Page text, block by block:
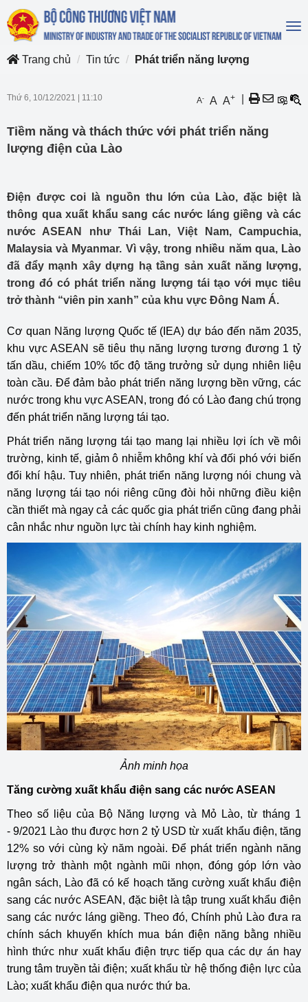
Trang chủ
Tin tức Phát triển năng lượng
Thứ 6, 10/12/2021 11:10 A- A A+
Tiềm năng và thách thức với phát triển năng
lượng điện của Lào
Điện được coi là nguồn thu lớn của Lào, đặc biệt là
thông qua xuất khẩu sang các nước láng giềng và các
nước ASEAN như Thái Lan, Việt Nam, Campuchia,
Malaysia và Myanmar. Vì vậy, trong nhiều năm qua, Lào
đã đẩy mạnh xây dựng hạ tầng sản xuất năng lượng,
trong đó có phát triển năng lượng tái tạo với mục tiêu
trở thành “viên pin xanh” của khu vực Đông Nam Á.
Cơ quan Năng lượng Quốc tế (IEA) dự báo đến năm 2035,
khu vực ASEAN sẽ tiêu thụ năng lượng tương đương 1 tỷ
tấn dầu, chiếm 10% tốc độ tăng trưởng sử dụng nhiên liệu
toàn cầu. Để đảm bảo phát triển năng lượng bền vững, các
nước trong khu vực ASEAN, trong đó có Lào đang chú trọng
đến phát triển năng lượng tái tạo.
Phát triển năng lượng tái tạo mang lại nhiều lợi ích về môi
trường, kinh tế, giảm ô nhiễm không khí và đối phó với biến
đổi khí hậu. Tuy nhiên, phát triển năng lượng nói chung và
năng lượng tái tạo nói riêng cũng đòi hỏi những điều kiện
cần thiết mà ngay cả các quốc gia phát triển cũng đang phải
cân nhắc như nguồn lực tài chính hay kinh nghiệm.
Ảnh minh họa
Tăng cường xuất khẩu điện sang các nước ASEAN
Theo số liệu của Bộ Năng lượng và Mỏ Lào, từ tháng 1
- 9/2021 Lào thu được hơn 2 tỷ USD từ xuất khẩu điện, tăng
12% so với cùng kỳ năm ngoài. Để phát triển ngành năng
lượng trở thành một ngành mũi nhọn, đóng góp lớn vào
ngân sách, Lào đã có kế hoạch tăng cường xuất khẩu điện
sang các nước ASEAN, đặc biệt là tập trung xuất khẩu điện
sang các nước láng giềng. Theo đó, Chính phủ Lào đưa ra
chính sách khuyến khích mua bán điện năng bằng nhiều
hình thức như xuất khẩu điện trực tiếp qua các dự án hay
trung tâm truyền tải điện; xuất khẩu từ hệ thống điện lực của
Lào; xuất khẩu điện qua nước thứ ba.